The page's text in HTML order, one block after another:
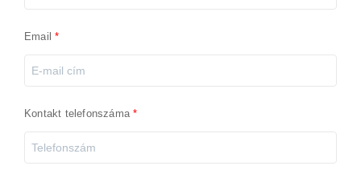
Email
Kontakt telefonszáma